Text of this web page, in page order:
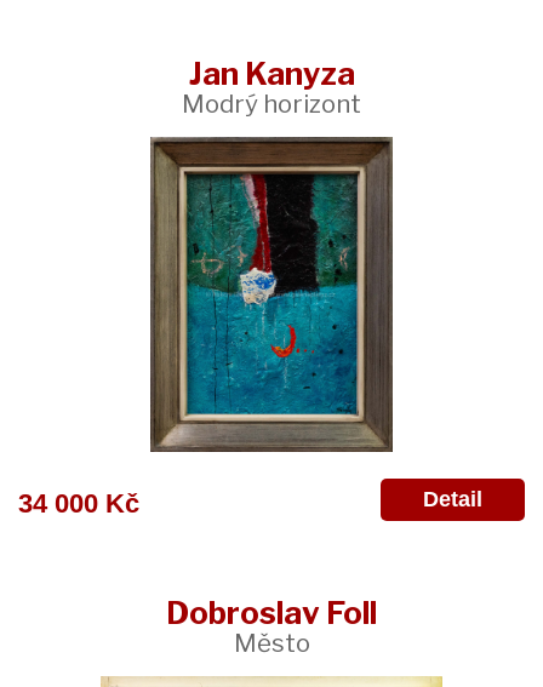
Jan Kanyza
Modrý horizont
34 000 Kč Detail
Dobroslav Foll
Město